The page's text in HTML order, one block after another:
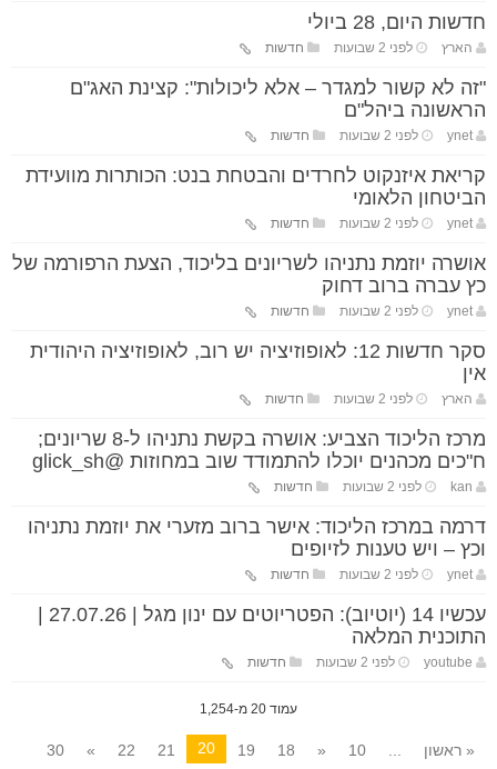
חדשות היום, 28 ביולי
הארץ לפני 2 שבועות חדשות
"זה לא קשור למגדר – אלא ליכולות": קצינת האג"ם
הראשונה ביהל"ם
ynet לפני 2 שבועות חדשות
קריאת איזנקוט לחרדים והבטחת בנט: הכותרות מוועידת
הביטחון הלאומי
ynet לפני 2 שבועות חדשות
אושרה יוזמת נתניהו לשריונים בליכוד, הצעת הרפורמה של
כץ עברה ברוב דחוק
ynet לפני 2 שבועות חדשות
סקר חדשות 12: לאופוזיציה יש רוב, לאופוזיציה היהודית
אין
הארץ לפני 2 שבועות חדשות
מרכז הליכוד הצביע: אושרה בקשת נתניהו ל-8 שריונים;
ח"כים מכהנים יוכלו להתמודד שוב במחוזות @glick_sh
kan לפני 2 שבועות חדשות
דרמה במרכז הליכוד: אישר ברוב מזערי את יוזמת נתניהו
וכץ – ויש טענות לזיופים
ynet לפני 2 שבועות חדשות
עכשיו 14 (יוטיוב): הפטריוטים עם ינון מגל | 27.07.26 |
התוכנית המלאה
youtube לפני 2 שבועות חדשות
עמוד 20 מ-1,254
« ראשון 10
«
18
19
20
21
22
»
30